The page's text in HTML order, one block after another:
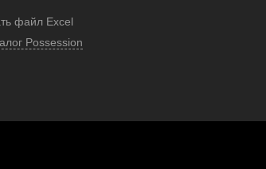
файл Excel
Possession